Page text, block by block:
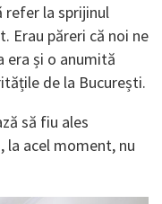
refer la sprijinul
Erau păreri că noi ne
era și o anumită
de la București.
să fiu ales
la acel moment, nu